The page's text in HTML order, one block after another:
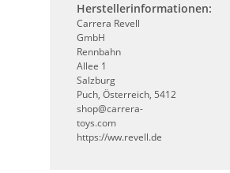
Herstellerinformationen:
Carrera Revell
GmbH
Rennbahn
Allee 1
Salzburg
Puch, Österreich, 5412
shop@carrera-
toys.com
https://ww.revell.de